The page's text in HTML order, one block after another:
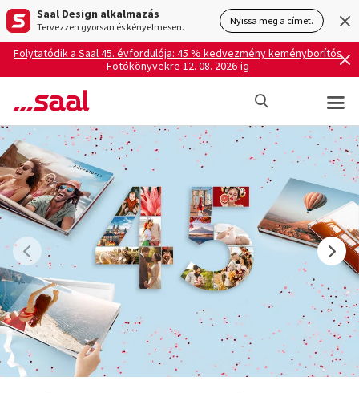
Saal Design alkalmazás
Tervezzen gyorsan és kényelmesen. Nyissa meg a címet.
Folytatódik a Saal 45. évfordulója: 45 % kedvezmény keményborítós
Fotókönyvekre 12. 08. 2026-ig